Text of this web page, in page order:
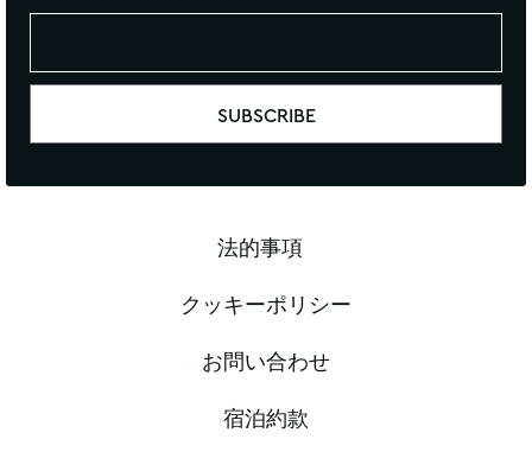
法的事項
クッキーポリシー
お問い合わせ
宿泊約款